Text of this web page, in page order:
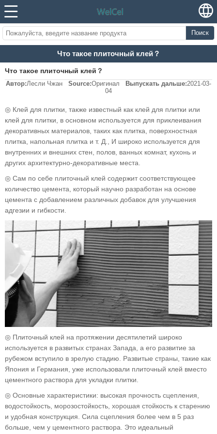
Поиск
Что такое плиточный клей？
Что такое плиточный клей？
Автор:Лесли Чжан Source:Оригинал Выпускать дальше:2021-03-
04
◎ Клей для плитки, также известный как клей для плитки или
клей для плитки, в основном используется для приклеивания
декоративных материалов, таких как плитка, поверхностная
плитка, напольная плитка и т. Д., И широко используется для
внутренних и внешних стен, полов, ванных комнат, кухонь и
других архитектурно-декоративные места.
◎ Сам по себе плиточный клей содержит соответствующее
количество цемента, который научно разработан на основе
цемента с добавлением различных добавок для улучшения
адгезии и гибкости.
◎ Плиточный клей на протяжении десятилетий широко
используется в развитых странах Запада, а его развитие за
рубежом вступило в зрелую стадию. Развитые страны, такие как
Япония и Германия, уже использовали плиточный клей вместо
цементного раствора для укладки плитки.
◎ Основные характеристики: высокая прочность сцепления,
водостойкость, морозостойкость, хорошая стойкость к старению
и удобная конструкция. Сила сцепления более чем в 5 раз
больше, чем у цементного раствора. Это идеальный